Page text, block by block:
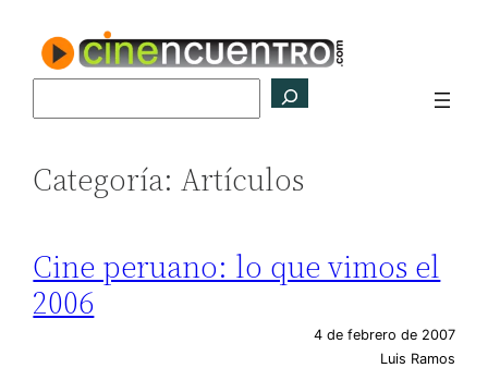
contenido
Categoría:Artículos
Cine peruano: lo que vimos el
2006
4 de febrero de 2007
Luis Ramos